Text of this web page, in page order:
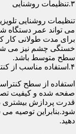
۳.تنظیمات روشنایی
می تواند عمر دستگاه
برای مدت طولانی کار
خستگی چشم نیز می
سطح متوسط باشد.
۴.استفاده مناسب از کنتراست
صفحه شده و کیفیت
قدرت پردازش بیشتری
شود.بنابراین توصیه
دهید.